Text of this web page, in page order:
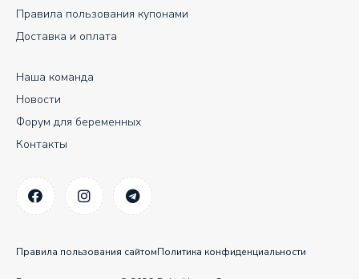
Правила пользования сайтомПолитика конфиденциальности
Наша команда
Новости
Форум для беременных
Контакты
Правила пользования купонами
Доставка и оплата